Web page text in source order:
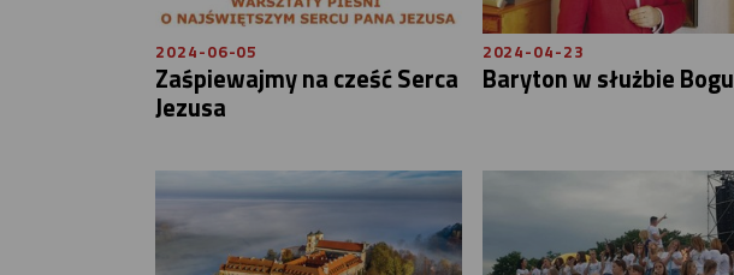
2024-06-05
Zaśpiewajmy na cześć Serca
Jezusa
2024-04-23
Baryton w służbie Bogu